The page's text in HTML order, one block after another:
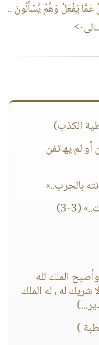
عَمَّا يَفْعَلُ وَهُمْ يُسْأَلُونَ ..
>
الكذب)
لم يهاتفن
بالحرب..»
(3-3)
الملك لله
شريك له ، له الملك
)